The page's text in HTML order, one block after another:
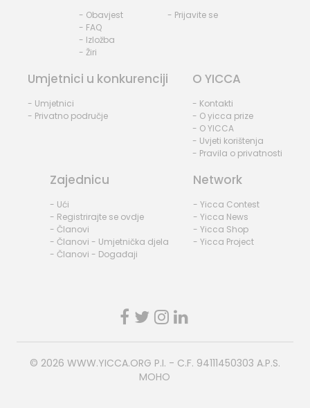
- Obavjest
- FAQ
- Izložba
- Žiri
- Prijavite se
Umjetnici u konkurenciji
- Umjetnici
- Privatno područje
O YICCA
- Kontakti
- O yicca prize
- O YICCA
- Uvjeti korištenja
- Pravila o privatnosti
Zajednicu
- Ući
- Registrirajte se ovdje
- Članovi
- Članovi - Umjetnička djela
- Članovi - Događaji
Network
- Yicca Contest
- Yicca News
- Yicca Shop
- Yicca Project
© 2026 WWW.YICCA.ORG P.I. - C.F. 94111450303 A.P.S.
MOHO